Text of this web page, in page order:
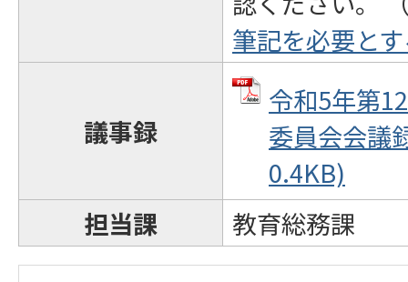
筆記を必要と
議事録
令和5年第
委員会会議
0.4KB)
担当課
教育総務課